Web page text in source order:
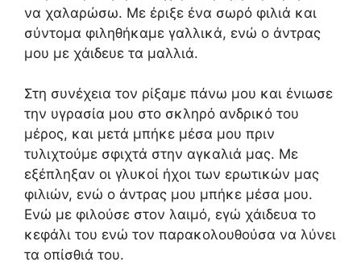
να χαλαρώσω. Με έριξε ένα σωρό φιλιά και
σύντομα φιληθήκαμε γαλλικά, ενώ ο άντρας
μου με χάιδευε τα μαλλιά.
Στη συνέχεια τον ρίξαμε πάνω μου και ένιωσε
την υγρασία μου στο σκληρό ανδρικό του
μέρος, και μετά μπήκε μέσα μου πριν
τυλιχτούμε σφιχτά στην αγκαλιά μας. Με
εξέπληξαν οι γλυκοί ήχοι των ερωτικών μας
φιλιών, ενώ ο άντρας μου μπήκε μέσα μου.
Ενώ με φιλούσε στον λαιμό, εγώ χάιδευα το
κεφάλι του ενώ τον παρακολουθούσα να λύνει
τα οπίσθιά του.